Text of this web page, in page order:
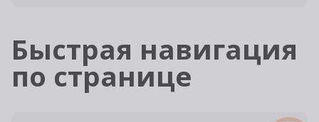
Быстрая навигация
по странице